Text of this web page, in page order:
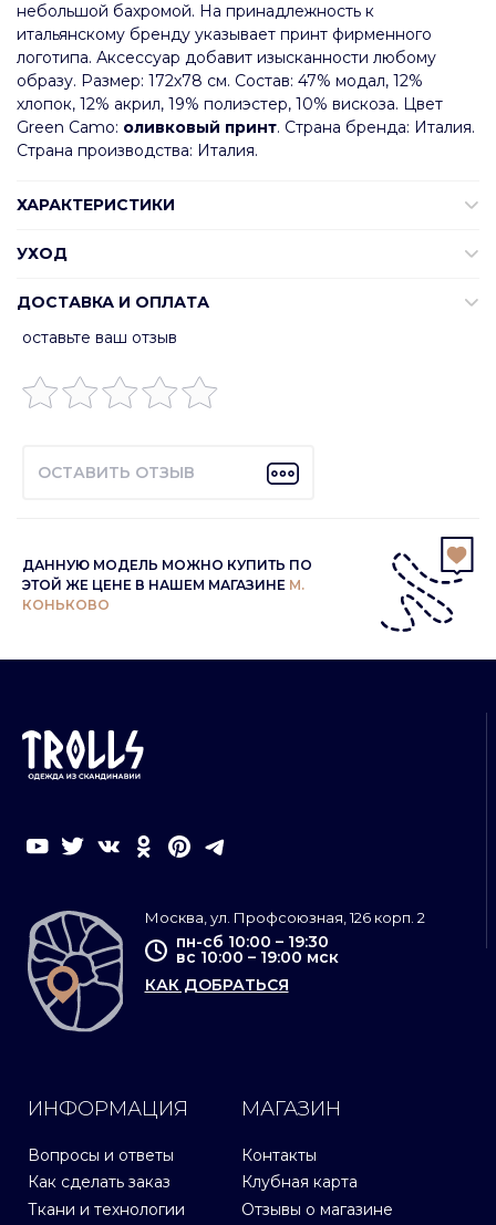
небольшой бахромой. На принадлежность к
итальянскому бренду указывает принт фирменного
логотипа. Аксессуар добавит изысканности любому
образу. Размер: 172х78 см. Состав: 47% модал, 12%
хлопок, 12% акрил, 19% полиэстер, 10% вискоза. Цвет
Green Camo: оливковый принт. Страна бренда: Италия.
Страна производства: Италия.
ХАРАКТЕРИСТИКИ
УХОД
ДОСТАВКА И ОПЛАТА
оставьте ваш отзыв
ОСТАВИТЬ ОТЗЫВ
ДАННУЮ МОДЕЛЬ МОЖНО КУПИТЬ ПО
ЭТОЙ ЖЕ ЦЕНЕ В НАШЕМ МАГАЗИНЕ М.
КОНЬКОВО
ИНФОРМАЦИЯ
Вопросы и ответы
Как сделать заказ
Ткани и технологии
МАГАЗИН
Контакты
Клубная карта
Отзывы о магазине
Москва, ул. Профсоюзная, 126 корп. 2
пн-сб 10:00 – 19:30
вс 10:00 – 19:00 мск
КАК ДОБРАТЬСЯ